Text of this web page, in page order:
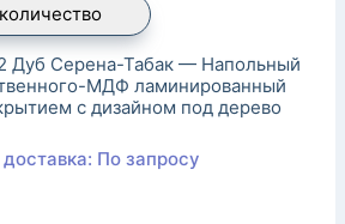
Дуб Серена-Табак — Напольный
МДФ ламинированный
с дизайном под дерево
По запросу